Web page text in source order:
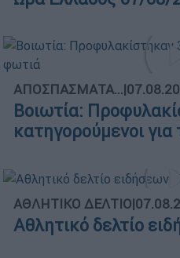
ΑΠΟΣΠΑΣΜΑΤΑ...|
Βοιωτία:
κατηγορούμενοι
ΑΘΛΗΤΙΚΟ ΔΕΛΤΙΟ|
Αθλητικό δελτίο